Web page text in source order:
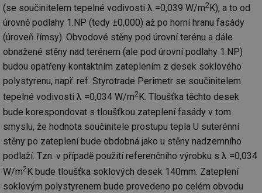
(se součinitelem tepelné vodivosti λ =0,039 W/m2 K), a to od
úrovně podlahy 1.NP (tedy ±0,000) až po horní hranu fasády
(úroveň římsy). Obvodové stěny pod úrovní terénu a dále
obnažené stěny nad terénem (ale pod úrovní podlahy 1.NP)
budou opatřeny kontaktním zateplením z desek soklového
polystyrenu, např. ref. Styrotrade Perimetr se součinitelem
tepelné vodivosti λ =0,034 W/m2 K. Tloušťka těchto desek
bude korespondovat s tloušťkou zateplení fasády v tom
smyslu, že hodnota součinitele prostupu tepla U suterénní
stěny po zateplení bude obdobná jako u stěny nadzemního
podlaží. Tzn. v případě použití referenčního výrobku s λ =0,034
W/m2K bude tloušťka soklových desek 140mm. Zateplení
soklovým polystyrenem bude provedeno po celém obvodu